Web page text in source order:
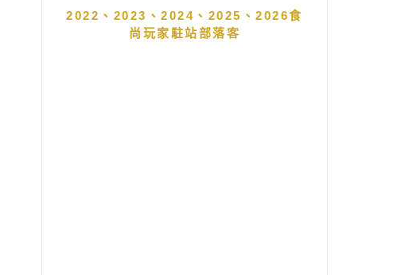
2022、2023、2024、2025、2026食
尚玩家駐站部落客